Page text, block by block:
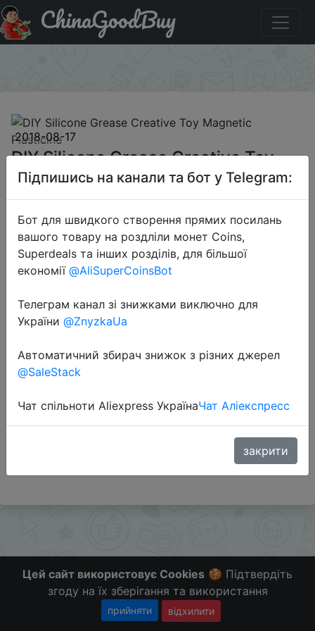
Паридбати з промокодом JNDLNL47 DIY Silicone Grease
Creative Toy Magnetic Plasticine
ChinaGoodBuy
2018-08-17
DIY Silicone Grease Creative Toy
Magnetic Plasticine
$0.59
Перейти до магазину
Додаткова інформація відсутня.
Слідкуйте за знижками на мобільному, в телеграм
Цей сайт використовує Cookies 🍪 Підтвердіть
згоду на їх зберігання та використання
прийняти відхилити
Підпишись на канали та бот у Telegram:
Бот для швидкого створення прямих посилань
вашого товару на роздліли монет Coins,
Superdeals та інших розділів, для більшої
економії @AliSuperCoinsBot
Телеграм канал зі знижками виключно для
України @ZnyzkaUa
Автоматичний збирач знижок з різних джерел
@SaleStack
Чат спільноти Aliexpress УкраїнаЧат Аліекспресс
закрити